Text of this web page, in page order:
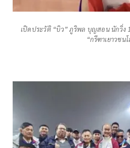
เปิดประวัติ “บิว” ภูริพล บุญสอน นักวิ่ง
“กรีฑาเยาวชน